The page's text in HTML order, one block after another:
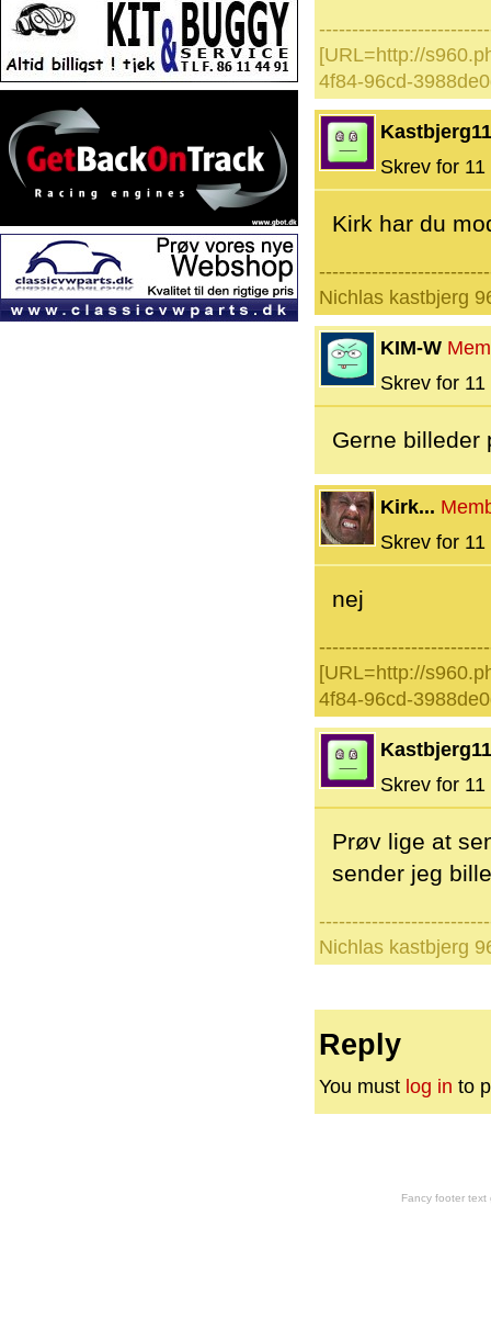
[URL=http://
4f84-96cd-
Kastbjerg11
Skrev for
Kirk har du
Nichlas kastbjerg
KIM-W
Skrev for
Gerne billeder
Kirk...
Skrev for
nej
[URL=http://
4f84-96cd-
Kastbjerg11
Skrev for
Prøv lige at
sender jeg
Nichlas kastbjerg
Reply
You must log in to
Fancy footer